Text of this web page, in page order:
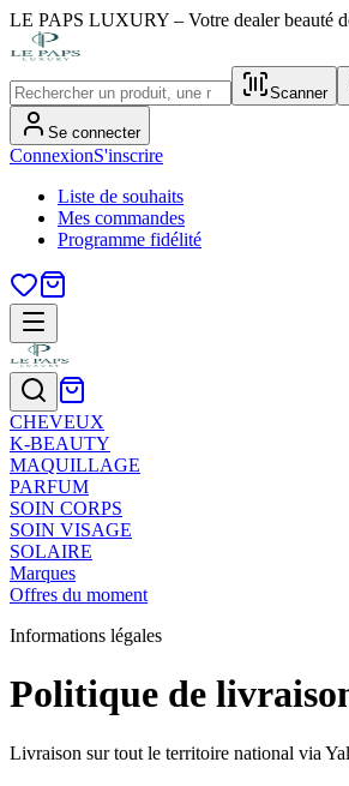
LE PAPS LUXURY – Votre dealer beauté
Scanner
Se connecter
ConnexionS'inscrire
Liste de souhaits
Mes commandes
Programme fidélité
CHEVEUX
K-BEAUTY
MAQUILLAGE
PARFUM
SOIN CORPS
SOIN VISAGE
SOLAIRE
Marques
Offres du moment
Informations légales
Politique de
Livraison sur tout le territoire national via